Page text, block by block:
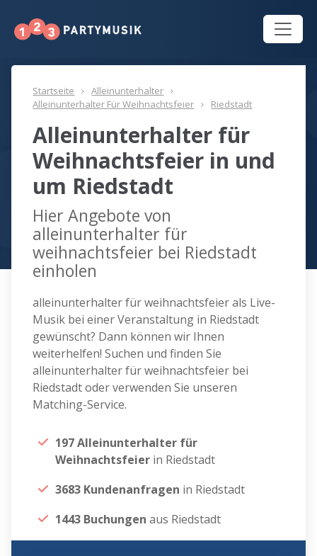
Startseite
Alleinunterhalter
Alleinunterhalter Für Weihnachtsfeier
Riedstadt
Alleinunterhalter für
Weihnachtsfeier in und
um Riedstadt
Hier Angebote von
alleinunterhalter für
weihnachtsfeier bei Riedstadt
einholen
alleinunterhalter für weihnachtsfeier als Live-
Musik bei einer Veranstaltung in Riedstadt
gewünscht? Dann können wir Ihnen
weiterhelfen! Suchen und finden Sie
alleinunterhalter für weihnachtsfeier bei
Riedstadt oder verwenden Sie unseren
Matching-Service.
197 Alleinunterhalter für
Weihnachtsfeier in Riedstadt
3683 Kundenanfragen in Riedstadt
1443 Buchungen aus Riedstadt